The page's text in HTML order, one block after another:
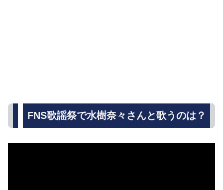
FNS歌謡祭で水樹奈々さんと歌うのは？